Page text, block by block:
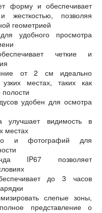
форму и обеспечивает
жесткостью, позволяя
геометрией
удобного просмотра
четкие и
от 2 см идеально
местах, таких как
удобен для осмотра
улучшает видимость в
местах
и фотографий для
IP67 позволяет
до 3 часов
слепые зоны,
представление о